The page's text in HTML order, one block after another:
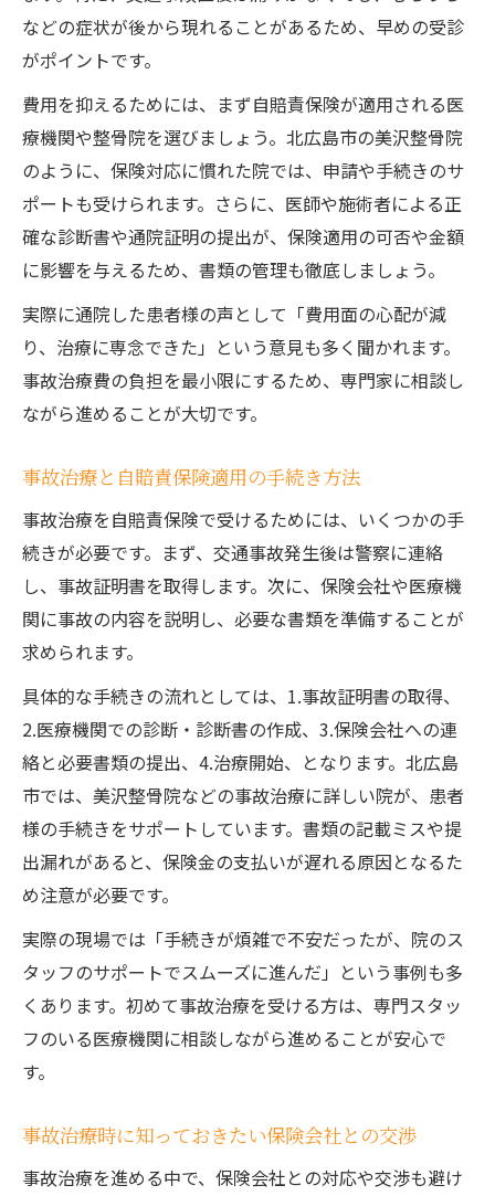
などの症状が後から現れることがあるため、早めの受診
がポイントです。
費用を抑えるためには、まず自賠責保険が適用される医
療機関や整骨院を選びましょう。北広島市の美沢整骨院
のように、保険対応に慣れた院では、申請や手続きのサ
ポートも受けられます。さらに、医師や施術者による正
確な診断書や通院証明の提出が、保険適用の可否や金額
に影響を与えるため、書類の管理も徹底しましょう。
実際に通院した患者様の声として「費用面の心配が減
り、治療に専念できた」という意見も多く聞かれます。
事故治療費の負担を最小限にするため、専門家に相談し
ながら進めることが大切です。
事故治療と自賠責保険適用の手続き方法
事故治療を自賠責保険で受けるためには、いくつかの手
続きが必要です。まず、交通事故発生後は警察に連絡
し、事故証明書を取得します。次に、保険会社や医療機
関に事故の内容を説明し、必要な書類を準備することが
求められます。
具体的な手続きの流れとしては、1.事故証明書の取得、
2.医療機関での診断・診断書の作成、3.保険会社への連
絡と必要書類の提出、4.治療開始、となります。北広島
市では、美沢整骨院などの事故治療に詳しい院が、患者
様の手続きをサポートしています。書類の記載ミスや提
出漏れがあると、保険金の支払いが遅れる原因となるた
め注意が必要です。
実際の現場では「手続きが煩雑で不安だったが、院のス
タッフのサポートでスムーズに進んだ」という事例も多
くあります。初めて事故治療を受ける方は、専門スタッ
フのいる医療機関に相談しながら進めることが安心で
す。
事故治療時に知っておきたい保険会社との交渉
事故治療を進める中で、保険会社との対応や交渉も避け